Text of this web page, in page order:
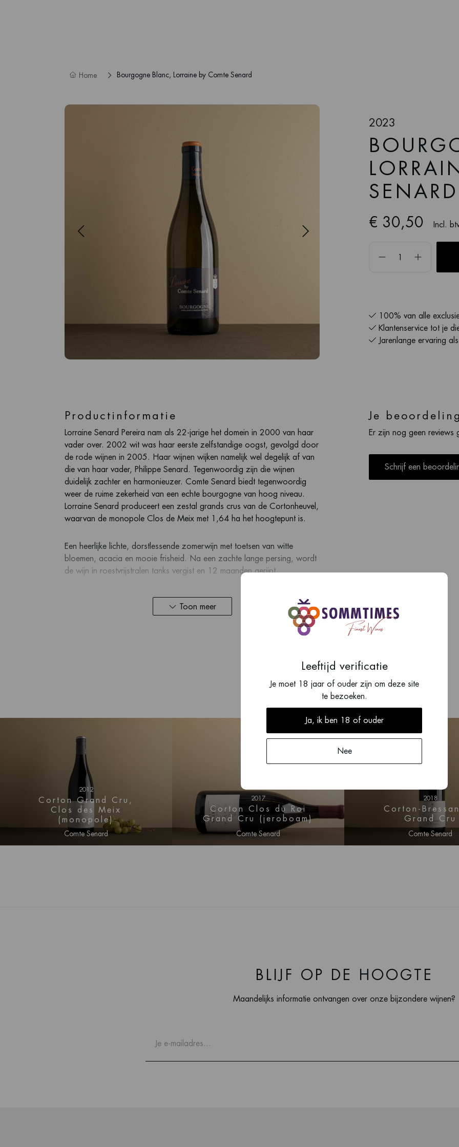
Home Bourgogne Blanc, Lorraine by Comte Senard
2023
SENARD
€ 30,50 Incl.
100% van alle
Klantenservice tot je
Jarenlange ervaring
Productinformatie
Lorraine Senard Pereira nam als 22-jarige het domein in 2000 van haar
vader over. 2002 wit was haar eerste zelfstandige oogst, gevolgd door
de rode wijnen in 2005. Haar wijnen wijken namelijk wel degelijk af van
die van haar vader, Philippe Senard. Tegenwoordig zijn die wijnen
duidelijk zachter en harmonieuzer. Comte Senard biedt tegenwoordig
weer de ruime zekerheid van een echte bourgogne van hoog niveau.
Lorraine Senard produceert een zestal grands crus van de Cortonheuvel,
waarvan de monopole Clos de Meix met 1,64 ha het hoogtepunt is.
Een heerlijke lichte, dorstlessende zomerwijn met toetsen van witte
bloemen, acacia en mooie frisheid. Na een zachte lange persing, wordt
de wijn in roestvrijstralen tanks vergist en 12 maanden gerijpt.
Deze wijn is bedoeld om jong te drinken!
Toon meer
Je
Er zijn nog geen reviews
Schrijf een
2012
Corton Grand Cru,
Clos des Meix
(monopole)
Comte Senard
2017
Corton Clos du Roi
Grand Cru (jeroboam)
Comte Senard
2018
Corton-
Grand Cru
Comte Senard
BLIJF OP DE HOOGTE
Maandelijks informatie ontvangen over onze bijzondere wijnen?
Leeftijd verificatie
Je moet 18 jaar of ouder zijn om deze site
te bezoeken.
Ja, ik ben 18 of ouder
Nee